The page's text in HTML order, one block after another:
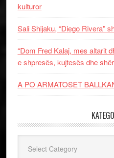
kulturor
Sali Shijaku, “Diego Rivera”
“Dom Fred Kalaj, mes altarit
e shpresës, kujtesës dhe
A PO ARMATOSET